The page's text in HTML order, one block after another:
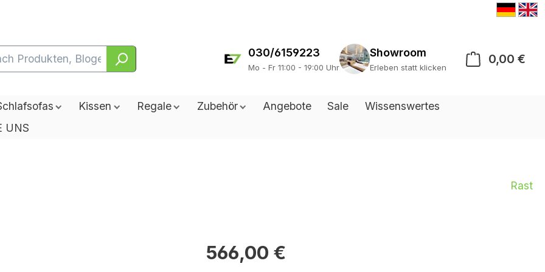
030/6159223
Mo - Fr 11:00 - 19:00 Uhr
Showroom
Erleben statt klicken
0,00 €
Kissen Regale Zubehör Angebote Sale
Wissenswertes
UNS
Rast
566,00 €